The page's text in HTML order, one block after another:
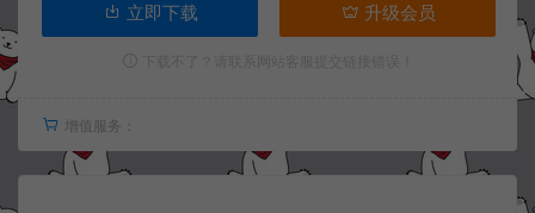
立即下载 升级会员
增值服务：